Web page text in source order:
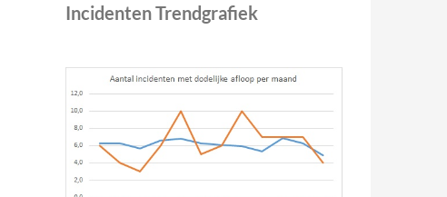
Incidenten Trendgrafiek